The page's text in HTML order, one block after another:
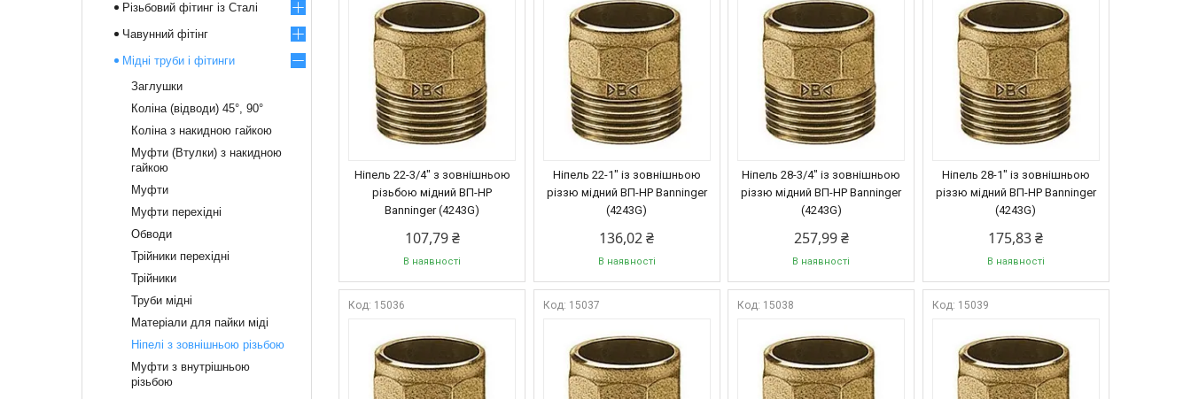
Ніпель 22-3/4" з зовнішньою
різьбою мідний ВП-НР
Banninger (4243G)
107,79 ₴
В наявності
Ніпель 22-1" із зовнішньою
різзю мідний ВП-НР Banninger
(4243G)
136,02 ₴
В наявності
Ніпель 28-3/4" із зовнішньою
різзю мідний ВП-НР Banninger
(4243G)
257,99 ₴
В наявності
Ніпель 28-1" із зовнішньою
різзю мідний ВП-НР Banninger
(4243G)
175,83 ₴
В наявності
15036 15037 15038 15039
Різьбовий фітинг із Сталі
Чавунний фітінг
Мідні труби і фітинги
Заглушки
Коліна (відводи) 45°, 90°
Коліна з накидною гайкою
Муфти (Втулки) з накидною
гайкою
Муфти
Муфти перехідні
Обводи
Трійники перехідні
Трійники
Труби мідні
Матеріали для пайки міді
Ніпелі з зовнішньою різьбою
Муфти з внутрішньою
різьбою